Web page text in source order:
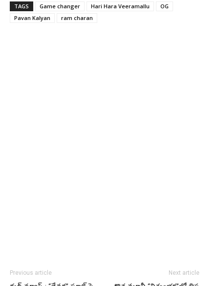
TAGS Game changer Hari Hara Veeramallu
OG
Pavan Kalyan
ram charan
Previous article Next article